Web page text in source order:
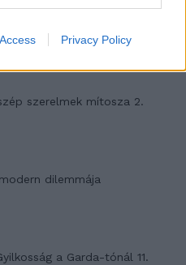
Privacy Policy
egy...
szerelmek mítosza 2.
dilemmája
a Garda-tónál 11.